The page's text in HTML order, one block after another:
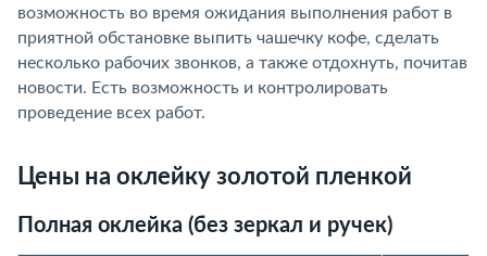
возможность во время ожидания выполнения работ в
приятной обстановке выпить чашечку кофе, сделать
несколько рабочих звонков, а также отдохнуть, почитав
новости. Есть возможность и контролировать
проведение всех работ.
Цены на оклейку золотой пленкой
Полная оклейка (без зеркал и ручек)